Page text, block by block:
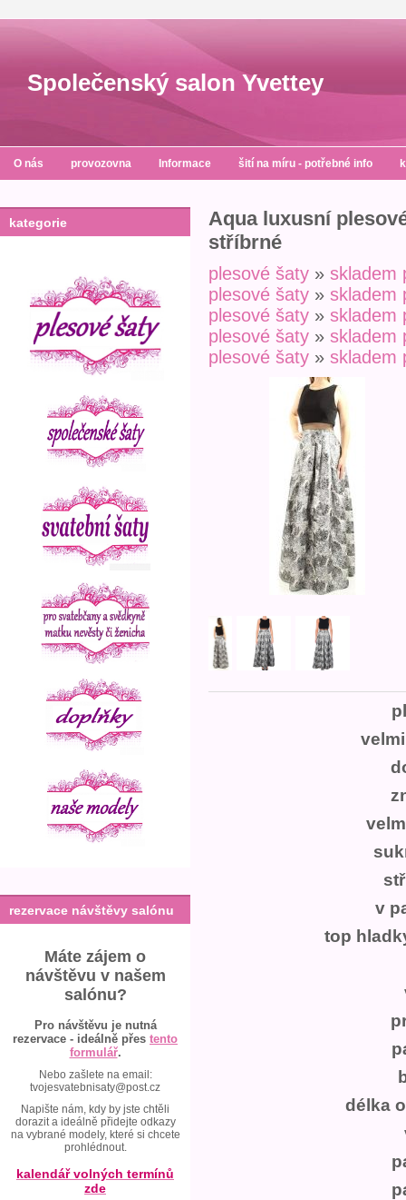
Společenský salon Yvettey
O nás provozovna Informace šití na míru - potřebné info
kategorie
rezervace návštěvy salónu
Máte zájem o
návštěvu v našem
salónu?
Pro návštěvu je nutná
rezervace - ideálně přes tento
formulář.
Nebo zašlete na email:
tvojesvatebnisaty@post.cz
Napište nám, kdy by jste chtěli
dorazit a ideálně přidejte odkazy
na vybrané modely, které si chcete
prohlédnout.
kalendář volných termínů
zde
Aqua luxusní
stříbrné
plesové šaty » skladem
plesové šaty » skladem
plesové šaty » skladem
plesové šaty » skladem
plesové šaty » skladem
v
top
délka